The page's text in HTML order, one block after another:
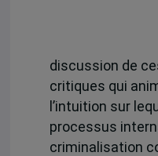
discussion de
critiques qui
l’intuition sur
processus
criminalisation